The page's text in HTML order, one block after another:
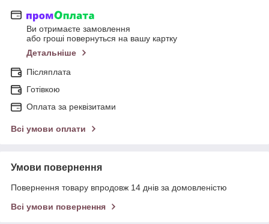
Ви отримаєте замовлення
або гроші повернуться на вашу картку
Детальніше
Післяплата
Готівкою
Оплата за реквізитами
Всі умови оплати
Умови повернення
Повернення товару впродовж 14 днів за домовленістю
Всі умови повернення